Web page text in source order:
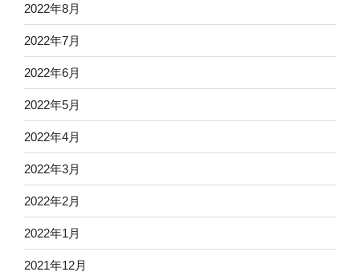
2022年8月
2022年7月
2022年6月
2022年5月
2022年4月
2022年3月
2022年2月
2022年1月
2021年12月